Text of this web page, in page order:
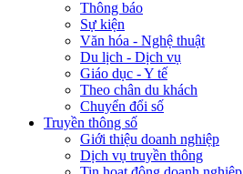
Thông báo
Sự kiện
Văn hóa - Nghệ thuật
Du lịch - Dịch vụ
Giáo dục - Y tế
Theo chân du khách
Chuyển đổi số
Truyền thông số
Giới thiệu doanh nghiệp
Dịch vụ truyền thông